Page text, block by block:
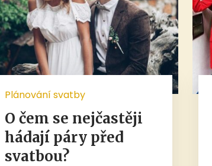
Plánování svatby
O čem se nejčastěji
hádají páry před
svatbou?